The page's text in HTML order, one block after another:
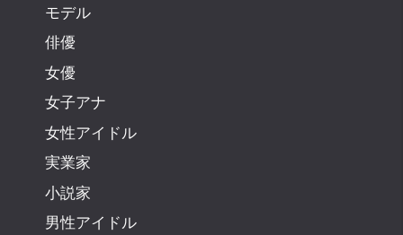
モデル
俳優
女優
女子アナ
女性アイドル
実業家
小説家
男性アイドル